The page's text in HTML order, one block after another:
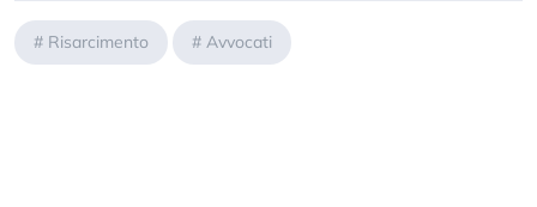
# Risarcimento # Avvocati